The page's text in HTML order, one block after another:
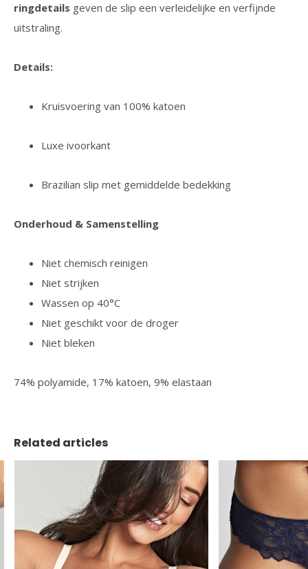
ringdetails geven de slip een verleidelijke en verfijnde
uitstraling.
Details:
Kruisvoering van 100% katoen
Luxe ivoorkant
Brazilian slip met gemiddelde bedekking
Onderhoud & Samenstelling
Niet chemisch reinigen
Niet strijken
Wassen op 40°C
Niet geschikt voor de droger
Niet bleken
74% polyamide, 17% katoen, 9% elastaan
Related articles